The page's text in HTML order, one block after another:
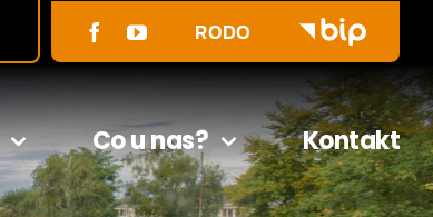
RODO
Co u nas? Kontakt